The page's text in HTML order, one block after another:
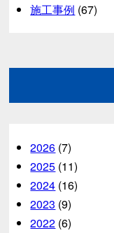
施工事例 (67)
2026 (7)
2025 (11)
2024 (16)
2023 (9)
2022 (6)